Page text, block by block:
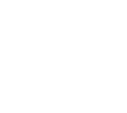
mits op de juiste
een groen kleurtje,